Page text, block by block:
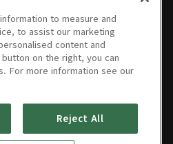
22회 23회 24회
to measure and
to assist our marketing
content and
on the right, you can
For more information see our
Reject All